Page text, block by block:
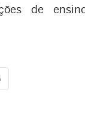
de